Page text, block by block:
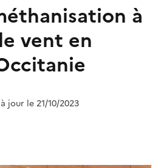
à
vent en
jour le 21/10/2023